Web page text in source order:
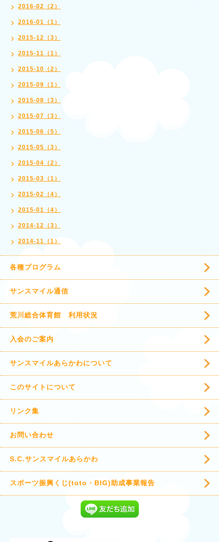
2016-02（2）
2016-01（1）
2015-12（3）
2015-11（1）
2015-10（2）
2015-09（1）
2015-08（3）
2015-07（3）
2015-06（5）
2015-05（3）
2015-04（2）
2015-03（1）
2015-02（4）
2015-01（4）
2014-12（3）
2014-11（1）
各種プログラム
サンスマイル通信
荒川総合体育館 利用状況
入会のご案内
サンスマイルあらかわについて
このサイトについて
リンク集
お問い合わせ
S.C.サンスマイルあらかわ
スポーツ振興くじ(toto・BIG)助成事業報告